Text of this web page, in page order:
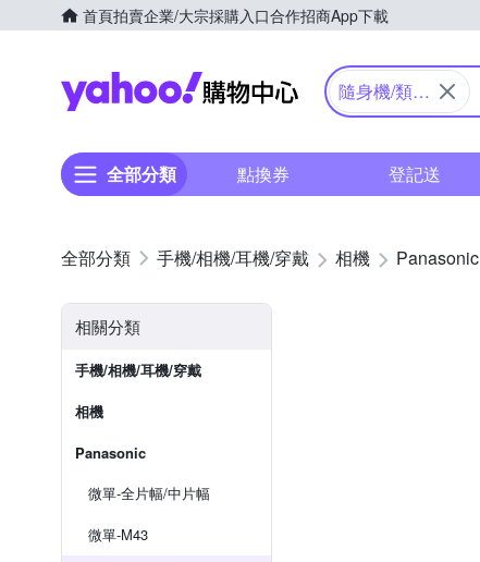
首頁拍賣企業/大宗採購入口合作招商App下載
Yahoo購物中心
隨身機/類單
全部分類 點換券 登記送
手機/相機/耳機/穿戴 相機 Panasonic
相關分類
手機/相機/耳機/穿戴
相機
Panasonic
微單-全片幅/中片幅
微單-M43